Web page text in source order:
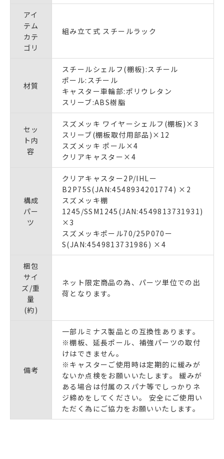
アイ
テム
カテ
ゴリ
組み立て式 スチールラック
材質
スチールシェルフ(棚板):スチール
ポール:スチール
キャスター車輪部:ポリウレタン
スリーブ:ABS樹脂
セッ
ト内
容
スズメッキ ワイヤーシェルフ(棚板)×3
スリーブ(棚板取付用部品)×12
スズメッキ ポール×4
クリアキャスター×4
構成
パー
ツ
クリアキャスター2P/IHLー
B2P75S(JAN:4548934201774) ×2
スズメッキ棚
1245/SSM1245(JAN:4549813731931)
×3
スズメッキポール70/25P070ー
S(JAN:4549813731986) ×4
梱包
サイ
ズ/重
量
(約)
ネット限定商品の為、パーツ単位での出
荷となります。
備考
一部ルミナス製品との互換性あります。
※棚板、延長ポール、補強パーツの取付
けはできません。
※キャスターご使用時は定期的に緩みが
ないか点検をお願いいたします。 緩みが
ある場合は付属のスパナ等でしっかりネ
ジ締めをしてください。 安全にご使用い
ただく為にご協力をお願いいたします。